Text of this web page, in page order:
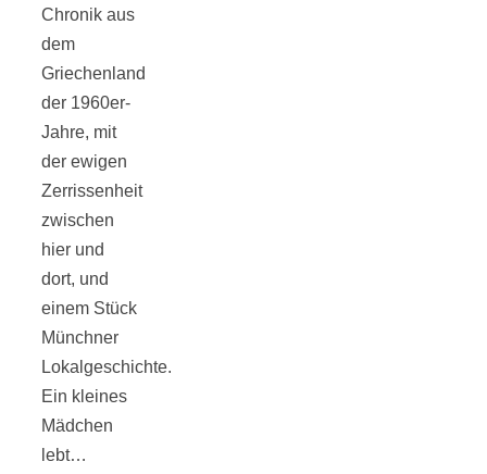
Chronik aus
dem
Griechenland
der 1960er-
Jahre, mit
der ewigen
Zerrissenheit
zwischen
hier und
dort, und
einem Stück
Münchner
Lokalgeschichte.
Ein kleines
Mädchen
lebt…